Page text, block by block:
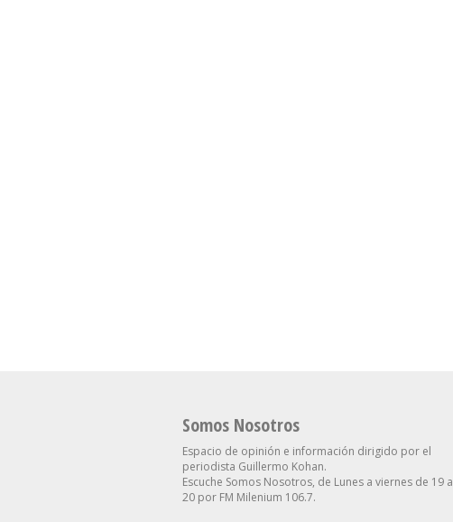
Somos Nosotros
Espacio de opinión e información dirigido por el
periodista Guillermo Kohan.
Escuche Somos Nosotros, de Lunes a viernes de 19 a
20 por FM Milenium 106.7.